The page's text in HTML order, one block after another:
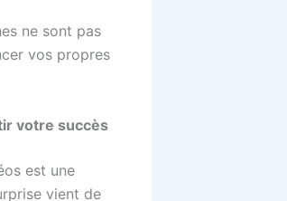
ne sont pas
vos propres
votre succès
est une
vient de